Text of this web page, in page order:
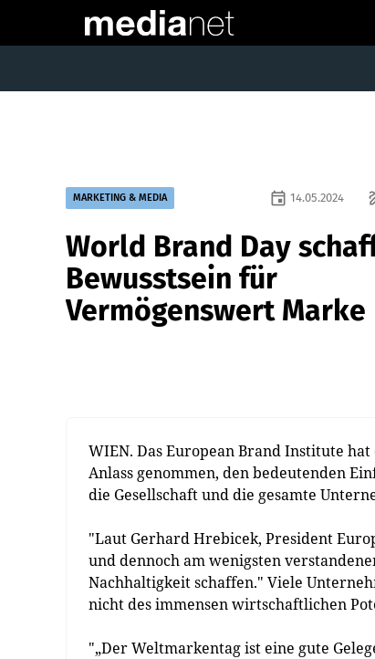
MARKETING & MEDIA event 14.05.2024
World Brand Day
Bewusstsein für
Vermögenswert Marke
WIEN. Das European Brand Institute
Anlass genommen, den bedeutenden
die Gesellschaft und die gesamte
"Laut Gerhard Hrebicek, President
und dennoch am wenigsten
Nachhaltigkeit schaffen." Viele
nicht des immensen wirtschaftlichen
"„Der Weltmarkentag ist eine gute